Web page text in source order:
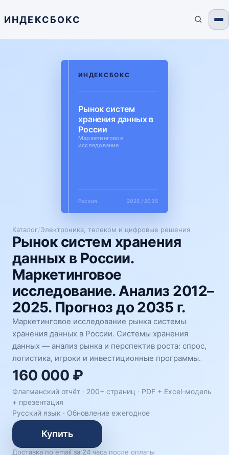
ИНДЕКСБОКС
Каталог/Электроника, телеком и цифровые решения
Рынок систем хранения
данных в России.
Маркетинговое
исследование. Анализ 2012–
2025. Прогноз до 2035 г.
Маркетинговое исследование рынка системы
хранения данных в России. Системы хранения
данных — анализ рынка и перспектив роста: спрос,
логистика, игроки и инвестиционные программы.
160 000 ₽
Флагманский отчёт · 200+ страниц · PDF + Excel-модель
+ презентация
Русский язык · Обновление ежегодное
Купить
Доставка по email за 24 часа после оплаты
ИНДЕКСБОКС
Рынок систем
хранения данных в
России
Маркетинговое
исследование
Россия 2025 / 2035